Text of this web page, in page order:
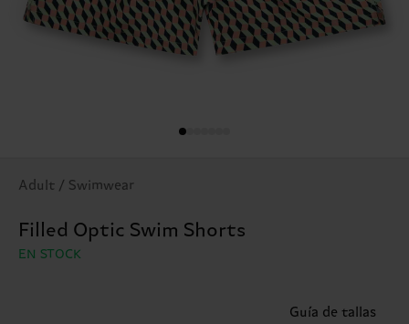
Adult / Swimwear
Filled Optic Swim Shorts
EN STOCK
Guía de tallas